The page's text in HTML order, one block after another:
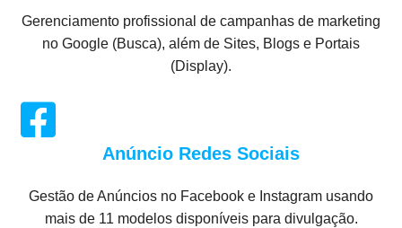
Gerenciamento profissional de campanhas de marketing
no Google (Busca), além de Sites, Blogs e Portais
(Display).
Anúncio Redes Sociais
Gestão de Anúncios no Facebook e Instagram usando
mais de 11 modelos disponíveis para divulgação.